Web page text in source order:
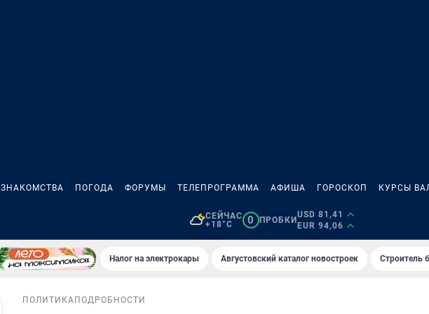
ЗНАКОМСТВА ПОГОДА ФОРУМЫ ТЕЛЕПРОГРАММА АФИША ГОРОСКОП КУРСЫ
СЕЙЧАС
+18°C
0 ПРОБКИ
USD 81,41
EUR 94,06
Налог на электрокары Августовский каталог новостроек Строитель
ПОЛИТИКА ПОДРОБНОСТИ